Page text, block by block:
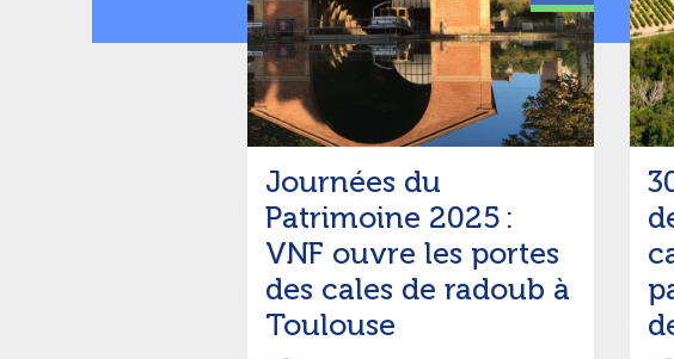
Journées du
Patrimoine 2025 :
VNF ouvre les portes
des cales de radoub à
Toulouse